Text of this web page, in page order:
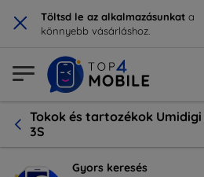
× Töltsd le az alkalmazásunkat a
könnyebb vásárláshoz.
Tokok és tartozékok
3S
Gyors keresés